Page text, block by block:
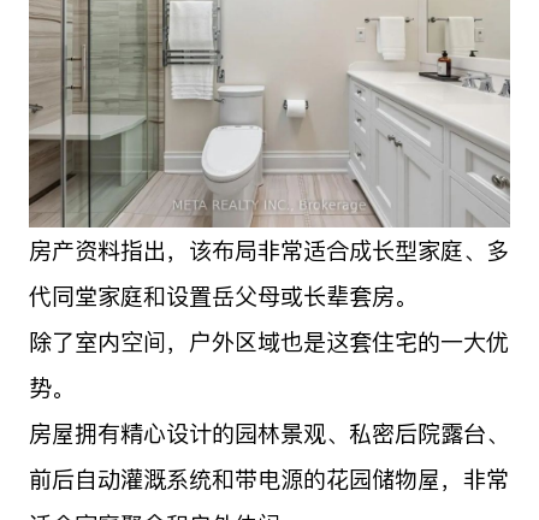
房产资料指出，该布局非常适合成长型家庭、多
代同堂家庭和设置岳父母或长辈套房。
除了室内空间，户外区域也是这套住宅的一大优
势。
房屋拥有精心设计的园林景观、私密后院露台、
前后自动灌溉系统和带电源的花园储物屋，非常